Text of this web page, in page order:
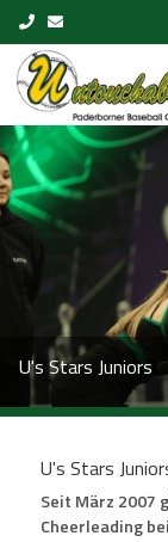
Skip to content
U's Stars Juniors
U's Stars
Seit März 2007
Cheerleading